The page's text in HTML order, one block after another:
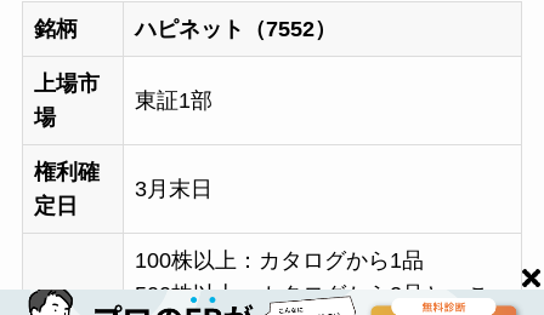
銘柄 ハピネット（7552）
上場市
場
東証1部
権利確
定日
3月末日
100株以上：カタログから1品
500株以上：カタログから2品と、こ